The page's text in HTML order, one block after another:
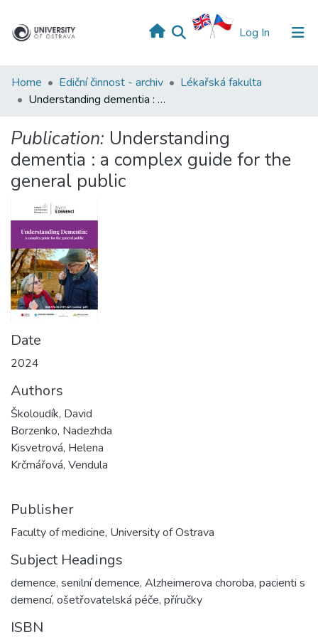
Log In (current)
Home Ediční činnost - archiv
Lékařská fakulta
Understanding dementia : a complex guide for the general public
Publication: Understanding
dementia : a complex guide for the
general public
Date
2024
Authors
Školoudík, David
Borzenko, Nadezhda
Kisvetrová, Helena
Krčmářová, Vendula
Publisher
Faculty of medicine, University of Ostrava
Subject Headings
demence, senilní demence, Alzheimerova choroba, pacienti s
demencí, ošetřovatelská péče, příručky
ISBN